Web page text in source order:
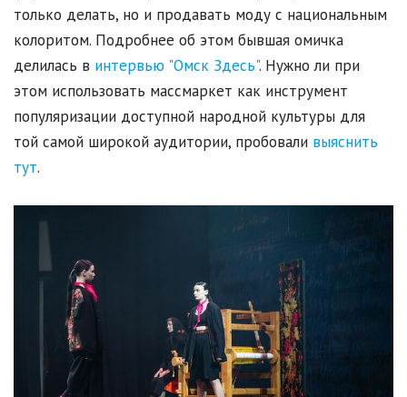
только делать, но и продавать моду с национальным
колоритом. Подробнее об этом бывшая омичка
делилась в интервью "Омск Здесь". Нужно ли при
этом использовать массмаркет как инструмент
популяризации доступной народной культуры для
той самой широкой аудитории, пробовали выяснить
тут.